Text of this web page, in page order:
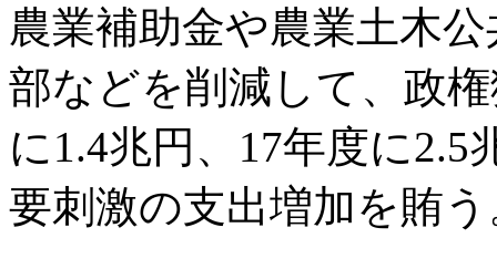
農業補助金や農業土木
部などを削減して、政
に1.4兆円、17年度に
要刺激の支出増加を賄